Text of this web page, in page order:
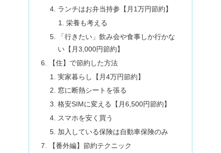
ランチはお弁当持参【月1万円節約】
栄養も考える
「行きたい」飲み会や食事しか行かな
い【月3,000円節約】
【住】で節約した方法
実家暮らし【月4万円節約】
窓に断熱シートを張る
格安SIMに変える【月6,500円節約】
スマホを安く買う
加入している保険は自動車保険のみ
【番外編】節約テクニック